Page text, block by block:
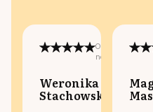
Opublikowano
na:
Weronika
Stachowska